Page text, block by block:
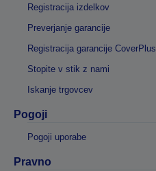
Registracija izdelkov
Preverjanje garancije
Registracija garancije CoverPlus
Stopite v stik z nami
Iskanje trgovcev
Pogoji
Pogoji uporabe
Pravno